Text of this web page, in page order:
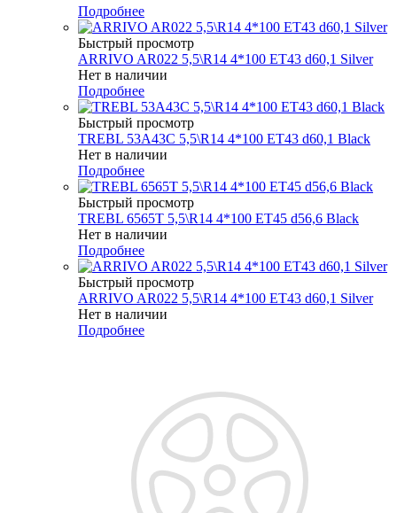
Подробнее
Быстрый просмотр
ARRIVO AR022 5,5\R14 4*100 ET43 d60,1 Silver
Нет в наличии
Подробнее
Быстрый просмотр
TREBL 53A43C 5,5\R14 4*100 ET43 d60,1 Black
Нет в наличии
Подробнее
Быстрый просмотр
TREBL 6565T 5,5\R14 4*100 ET45 d56,6 Black
Нет в наличии
Подробнее
Быстрый просмотр
ARRIVO AR022 5,5\R14 4*100 ET43 d60,1 Silver
Нет в наличии
Подробнее